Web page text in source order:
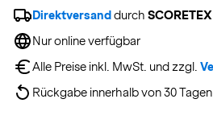
Direktversand durch SCORETEX
Nur online verfügbar
Alle Preise inkl. MwSt. und zzgl.
Rückgabe innerhalb von 30